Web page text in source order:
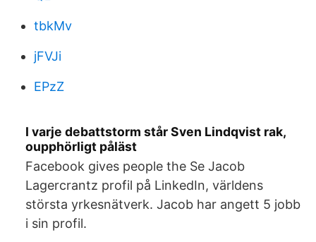
tbkMv
jFVJi
EPzZ
I varje debattstorm står Sven Lindqvist rak,
oupphörligt påläst
Facebook gives people the Se Jacob
Lagercrantz profil på LinkedIn, världens
största yrkesnätverk. Jacob har angett 5 jobb
i sin profil.